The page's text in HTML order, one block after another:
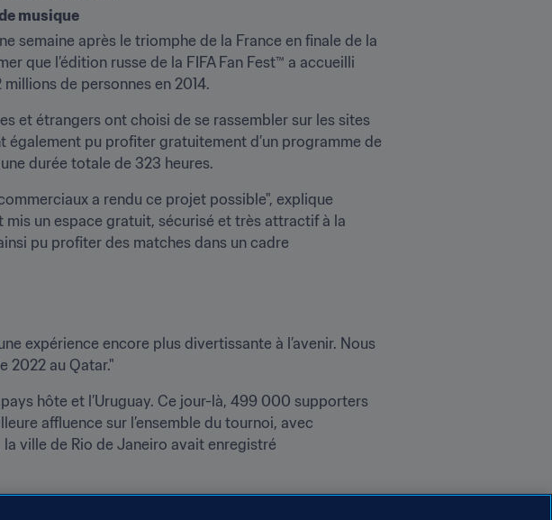
musique
semaine après le triomphe de la France en finale de la
que l’édition russe de la FIFA Fan Fest™ a accueilli
de personnes en 2014.
et étrangers ont choisi de se rassembler sur les sites
également pu profiter gratuitement d’un programme de
durée totale de 323 heures.
a rendu ce projet possible", explique
mis un espace gratuit, sécurisé et très attractif à la
pu profiter des matches dans un cadre
expérience encore plus divertissante à l’avenir. Nous
2022 au Qatar."
hôte et l’Uruguay. Ce jour-là, 499 000 supporters
affluence sur l’ensemble du tournoi, avec
la ville de Rio de Janeiro avait enregistré
la FIFA™ depuis l’édition 2006 en Allemagne. Cette